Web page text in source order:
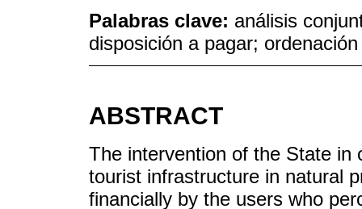
Palabras clave: análisis
disposición a pagar;
ABSTRACT
The intervention of the State in
tourist infrastructure in natural
financially by the users who